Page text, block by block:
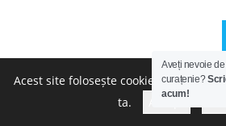
Acest site folosește cookie-uri pentru
ta.
Accept
Aveți nevoie
curațenie?
acum!